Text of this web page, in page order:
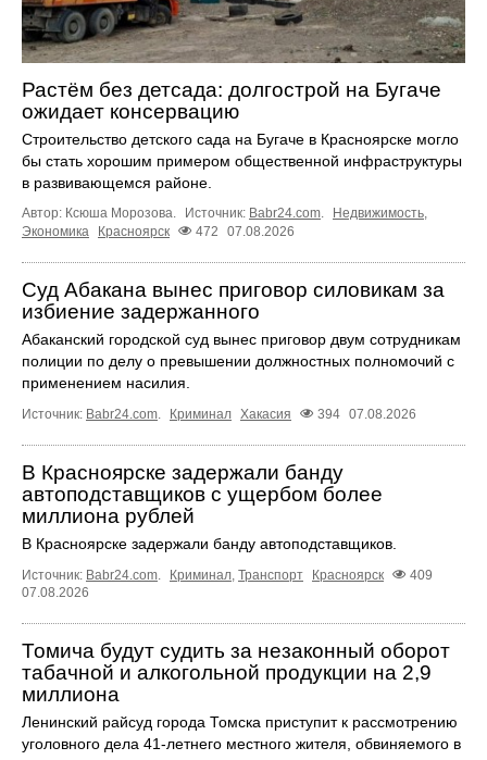
Растём без детсада: долгострой на Бугаче
ожидает консервацию
Строительство детского сада на Бугаче в Красноярске могло
бы стать хорошим примером общественной инфраструктуры
в развивающемся районе.
Автор: Ксюша Морозова. Источник: Babr24.com. Недвижимость,
Экономика
Красноярск 472 07.08.2026
Суд Абакана вынес приговор силовикам за
избиение задержанного
Абаканский городской суд вынес приговор двум сотрудникам
полиции по делу о превышении должностных полномочий с
применением насилия.
Источник: Babr24.com. Криминал Хакасия 394 07.08.2026
В Красноярске задержали банду
автоподставщиков с ущербом более
миллиона рублей
В Красноярске задержали банду автоподставщиков.
Источник: Babr24.com. Криминал, Транспорт Красноярск
409
07.08.2026
Томича будут судить за незаконный оборот
табачной и алкогольной продукции на 2,9
миллиона
Ленинский райсуд города Томска приступит к рассмотрению
уголовного дела 41-летнего местного жителя, обвиняемого в